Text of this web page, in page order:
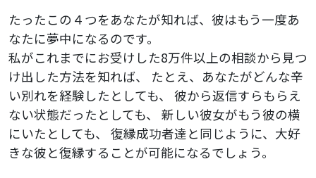
たったこの４つをあなたが知れば、彼はもう一度あ
なたに夢中になるのです。
私がこれまでにお受けした8万件以上の相談から見つ
け出した方法を知れば、
たとえ、あなたがどんな辛
い別れを経験したとしても、
彼から返信すらもらえ
ない状態だったとしても、
新しい彼女がもう彼の横
にいたとしても、
復縁成功者達と同じように、大好
きな彼と復縁することが可能になるでしょう。